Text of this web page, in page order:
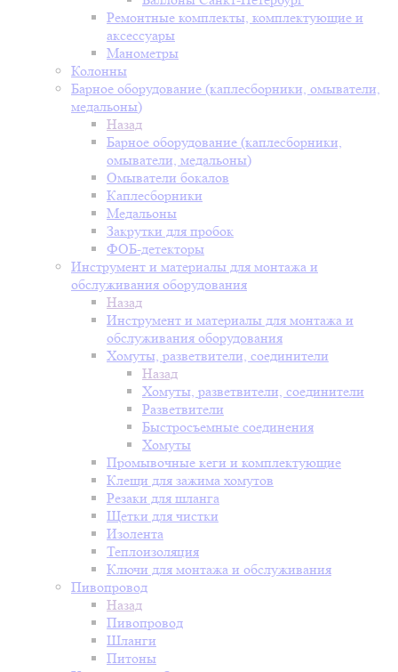
Ремонтные комплекты, комплектующие и
аксессуары
Манометры
Колонны
Барное оборудование (каплесборники, омыватели,
медальоны)
Назад
Барное оборудование (каплесборники,
омыватели, медальоны)
Омыватели бокалов
Каплесборники
Медальоны
Закрутки для пробок
ФОБ-детекторы
Инструмент и материалы для монтажа и
обслуживания оборудования
Назад
Инструмент и материалы для монтажа и
обслуживания оборудования
Хомуты, разветвители, соединители
Назад
Хомуты, разветвители, соединители
Разветвители
Быстросъемные соединения
Хомуты
Промывочные кеги и комплектующие
Клещи для зажима хомутов
Резаки для шланга
Щетки для чистки
Изолента
Теплоизоляция
Ключи для монтажа и обслуживания
Пивопровод
Назад
Пивопровод
Шланги
Питоны